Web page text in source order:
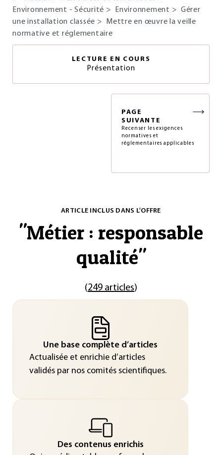
Environnement - Sécurité > Environnement > Gérer
une installation classée >
Mettre en œuvre la veille
normative et réglementaire
LECTURE EN COURS
Présentation
PAGE
SUIVANTE
Recenser les exigences
normatives et
réglementaires applicables
ARTICLE INCLUS DANS L'OFFRE
"Métier : responsable
qualité"
(249 articles)
Une base complète d’articles
Actualisée et enrichie d’articles
validés par nos comités scientifiques.
Des contenus enrichis